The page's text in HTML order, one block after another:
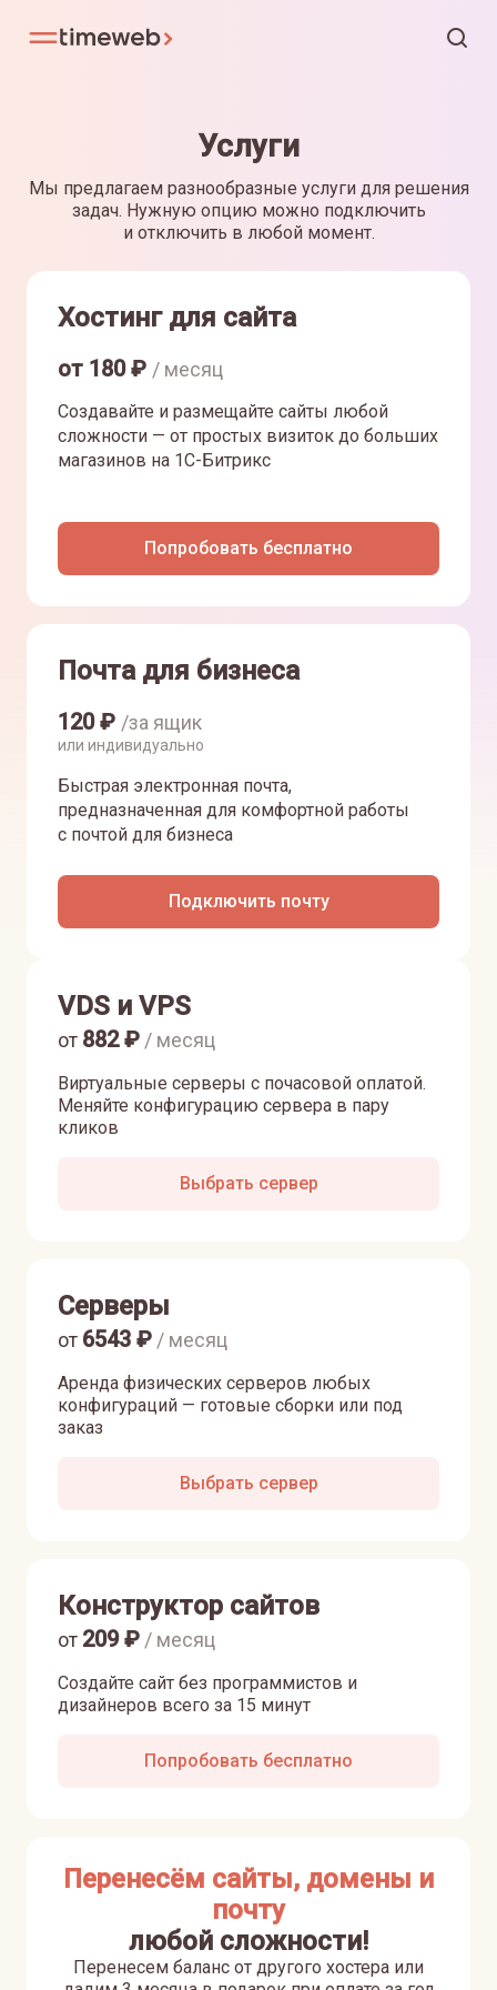
Услуги
Мы предлагаем разнообразные услуги для решения
задач. Нужную опцию можно подключить
и отключить в любой момент.
Хостинг для сайта
от 180₽ / месяц
Создавайте и размещайте сайты любой
сложности — от простых визиток до больших
магазинов на 1С-Битрикс
Попробовать бесплатно
Почта для бизнеса
120₽ /за ящик
или индивидуально
Быстрая электронная почта,
предназначенная для комфортной работы
с почтой для бизнеса
Подключить почту
VDS и VPS
Виртуальные серверы с почасовой оплатой.
Меняйте конфигурацию сервера в пару
кликов
от 882₽ / месяц
Выбрать сервер
Серверы
Аренда физических серверов любых
конфигураций — готовые сборки или под
заказ
от 6543 ₽ / месяц
Выбрать сервер
Конструктор сайтов
Создайте сайт без программистов и
дизайнеров всего за 15 минут
от 209₽ / месяц
Попробовать бесплатно
Перенесём сайты, домены и
почту
любой сложности!
Перенесем баланс от другого хостера или